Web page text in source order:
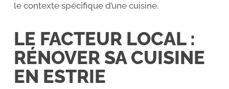
le contexte spécifique d’une cuisine.
LE FACTEUR LOCAL :
RÉNOVER SA CUISINE
EN ESTRIE